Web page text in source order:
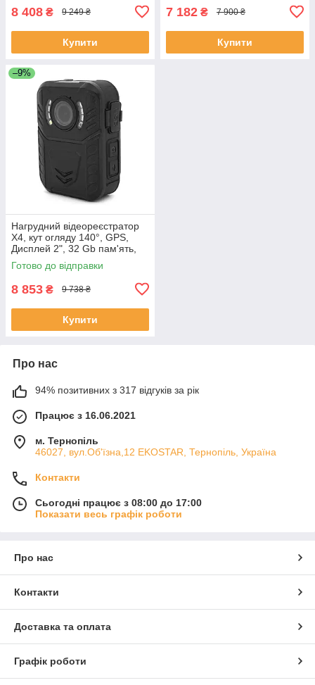
8 408 ₴ 9 249 ₴
Купити
7 182 ₴ 7 900 ₴
Купити
–9%
Нагрудний відеореєстратор
Х4, кут огляду 140°, GPS,
Дисплей 2", 32 Gb пам'ять,
відео-4Мп/30fps, Фото-30 Мп,
IP68, підсвітка ІЧ/LED,
Готово до відправки
8 853 ₴ 9 738 ₴
Купити
Про нас
94% позитивних з 317 відгуків за рік
Працює з 16.06.2021
м. Тернопіль
46027, вул.Об'їзна,12 EKOSTAR, Тернопіль, Україна
Контакти
Сьогодні працює з 08:00 до 17:00
Показати весь графік роботи
Про нас
Контакти
Доставка та оплата
Графік роботи